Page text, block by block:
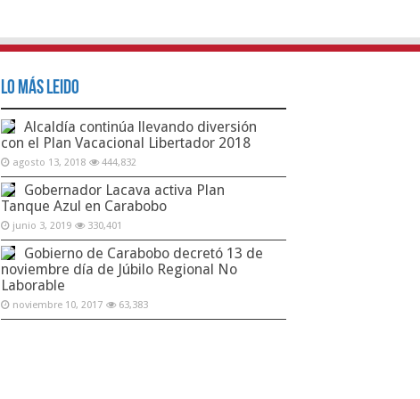
Lo Más Leido
Alcaldía continúa llevando diversión
con el Plan Vacacional Libertador 2018
agosto 13, 2018 444,832
Gobernador Lacava activa Plan
Tanque Azul en Carabobo
junio 3, 2019 330,401
Gobierno de Carabobo decretó 13 de
noviembre día de Júbilo Regional No
Laborable
noviembre 10, 2017 63,383